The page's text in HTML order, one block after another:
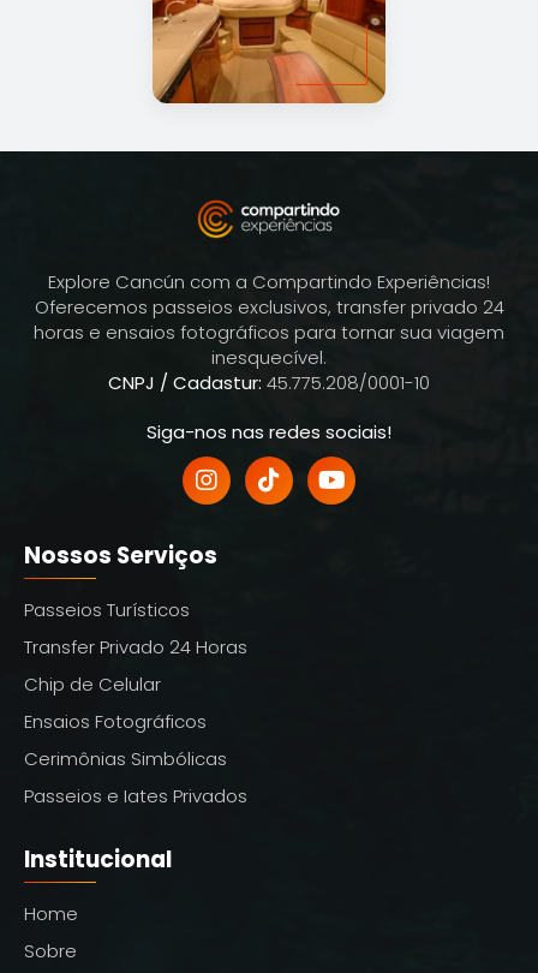
Explore Cancún com a Compartindo Experiências!
Oferecemos passeios exclusivos, transfer privado 24
horas e ensaios fotográficos para tornar sua viagem
inesquecível.
CNPJ / Cadastur: 45.775.208/0001-10
Siga-nos nas redes sociais!
Nossos Serviços
Passeios Turísticos
Transfer Privado 24 Horas
Chip de Celular
Ensaios Fotográficos
Cerimônias Simbólicas
Passeios e Iates Privados
Institucional
Home
Sobre